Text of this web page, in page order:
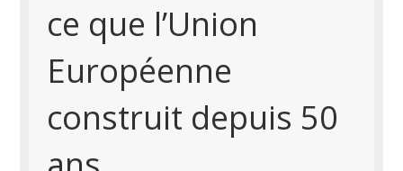
ce que l’Union
Européenne
construit depuis 50